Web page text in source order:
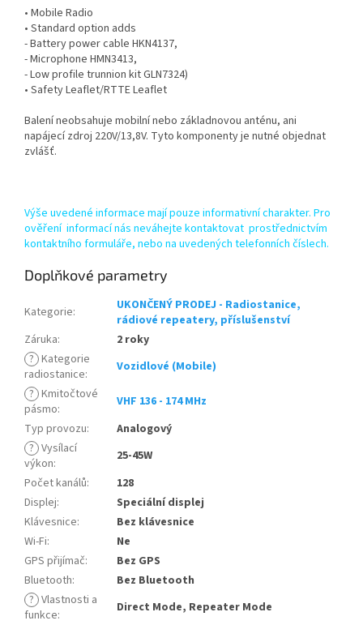
• Mobile Radio
• Standard option adds
- Battery power cable HKN4137,
- Microphone HMN3413,
- Low profile trunnion kit GLN7324)
• Safety Leaflet/RTTE Leaflet
Balení neobsahuje mobilní nebo základnovou anténu, ani
napájecí zdroj 220V/13,8V. Tyto komponenty je nutné objednat
zvlášť.
Výše uvedené informace mají pouze informativní charakter. Pro
ověření informací nás neváhejte kontaktovat prostřednictvím
kontaktního formuláře, nebo na uvedených telefonních číslech.
Doplňkové parametry
Kategorie:
UKONČENÝ PRODEJ - Radiostanice,
rádiové repeatery, příslušenství
Záruka:
2 roky
? Kategorie
radiostanice:
Vozidlové (Mobile)
? Kmitočtové
pásmo:
VHF 136 - 174 MHz
Typ provozu:
Analogový
? Vysílací
výkon:
25-45W
Počet kanálů:
128
Displej:
Speciální displej
Klávesnice:
Bez klávesnice
Wi-Fi:
Ne
GPS přijímač:
Bez GPS
Bluetooth:
Bez Bluetooth
? Vlastnosti a
funkce:
Direct Mode, Repeater Mode